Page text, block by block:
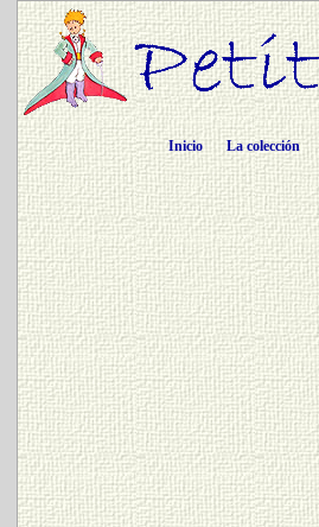
Inicio La colección